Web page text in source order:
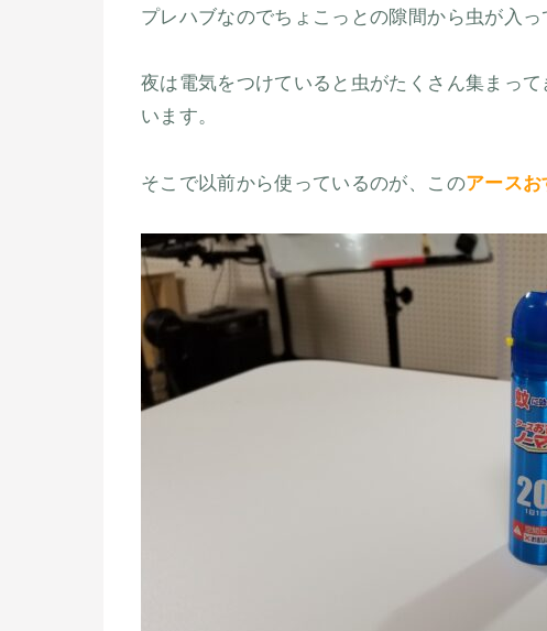
プレハブなのでちょこっとの隙間から虫が入っ
夜は電気をつけていると虫がたくさん集まっ
います。
そこで以前から使っているのが、このアースお